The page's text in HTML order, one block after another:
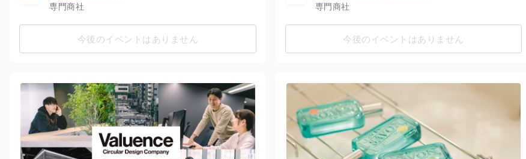
専門商社
今後のイベントはありません
専門商社
今後のイベントはありません